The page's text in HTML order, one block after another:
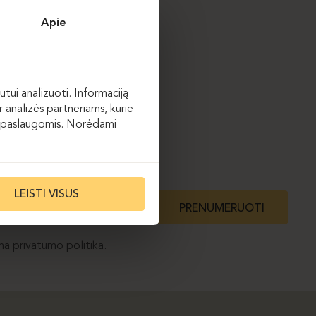
privatumo politika.
PRENUMERUOTI
Apie
analizuoti. Informaciją
partneriams, kurie
Norėdami
LEISTI VISUS